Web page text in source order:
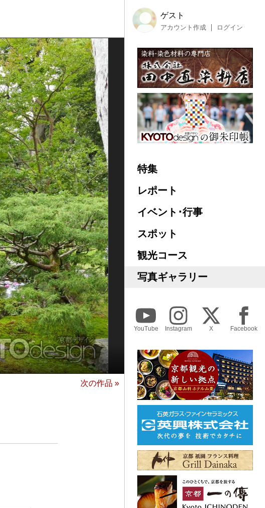
次の作品 »
ゲスト
アカウント作成 ログイン
特集
レポート
イベント･行事
スポット
観光コース
写真ギャラリー
YouTube Instagram X Facebook